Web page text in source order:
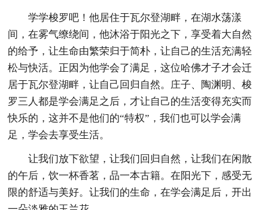
学学梭罗吧！他居住于瓦尔登湖畔，在湖水荡漾
间，在雾气缭绕间，他沐浴于阳光之下，享受着大自然
的给予，让生命由繁荣归于简朴，让自己的生活充满轻
松与快活。正因为他学会了满足，这位哈佛才子才会迁
居于瓦尔登湖畔，让自己回归自然。庄子、陶渊明、梭
罗三人都是学会满足之后，才让自己的生活变得充实而
快乐的，这并不是他们的“特权”，我们也可以学会满
足，学会去享受生活。
让我们放下欲望，让我们回归自然，让我们在闲散
的午后，饮一杯香茗，品一本古籍。在阳光下，感受无
限的舒适与美好。让我们的生命，在学会满足后，开出